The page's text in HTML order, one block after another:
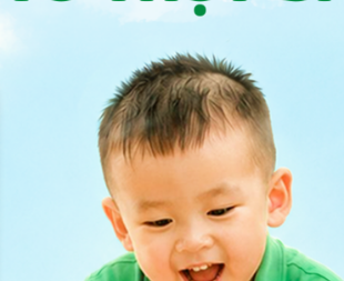
Học tiếng Anh như học
tiếng mẹ đẻ